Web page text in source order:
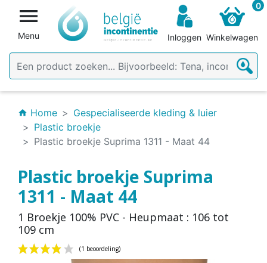

Menu Inloggen
0
Winkelwagen
home Home
Gespecialiseerde kleding & luier
Plastic broekje
Plastic broekje Suprima 1311 - Maat 44
Plastic broekje Suprima
1311 - Maat 44
1 Broekje 100% PVC - Heupmaat : 106 tot
109 cm